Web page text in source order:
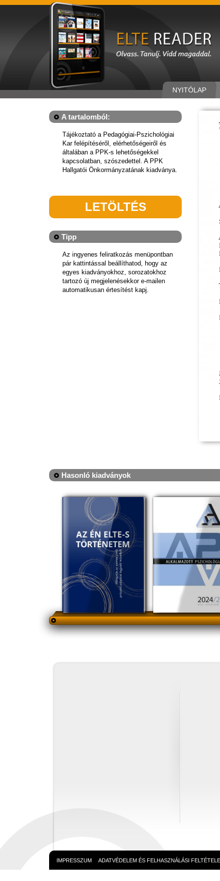
NYITÓLAP
A tartalomból:
Tájékoztató a Pedagógiai-Pszichológiai
Kar felépítéséről, elérhetőségeiről és
általában a PPK-s lehetőségekkel
kapcsolatban, szószedettel. A PPK
Hallgatói Önkormányzatának kiadványa.
LETÖLTÉS
Tipp
Az ingyenes feliratkozás menüpontban
pár kattintással beállíthatod, hogy az
egyes kiadványokhoz, sorozatokhoz
tartozó új megjelenésekkor e-mailen
automatikusan értesítést kapj.
Hasonló kiadványok
IMPRESSZUM ADATVÉDELEM ÉS FELHASZNÁLÁSI